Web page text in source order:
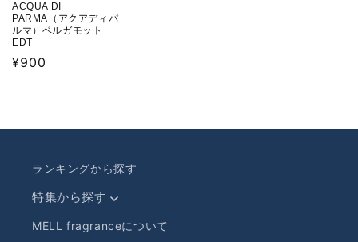
ACQUA DI
PARMA（アクアディパ
ルマ）ベルガモット
EDT
通
¥900
ランキングから探す
特集から探す
MELL fragranceについて